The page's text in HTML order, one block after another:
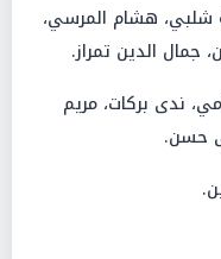
شلبي، هشام المرسي،
جمال الدين تمراز.
ندى بركات، مريم
حسن.